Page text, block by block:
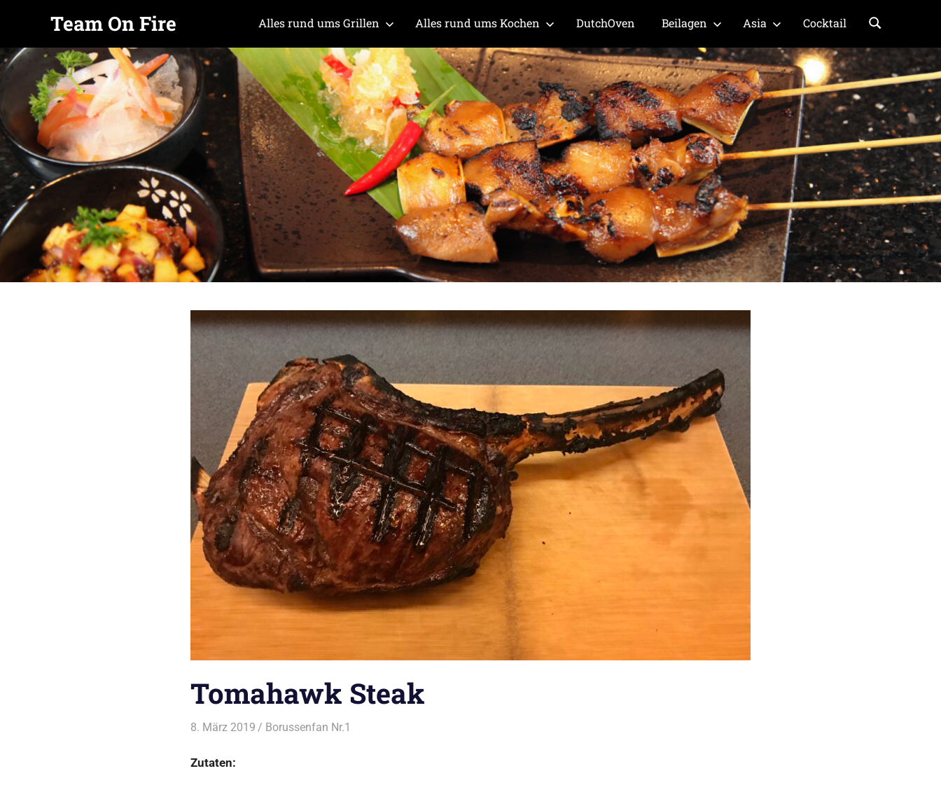
Zum
Inhalt
springen
Team On Fire
COOKING
SINCE
2015
Alles rund ums Grillen Alles rund ums Kochen DutchOven Beilagen Asia Cocktail
Tomahawk Steak
8. März 2019 Borussenfan Nr.1
Zutaten: